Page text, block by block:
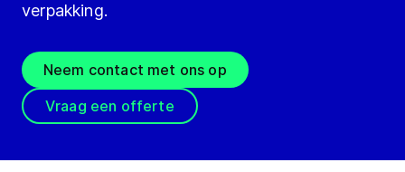
verpakking.
Neem contact met ons op
Vraag een offerte